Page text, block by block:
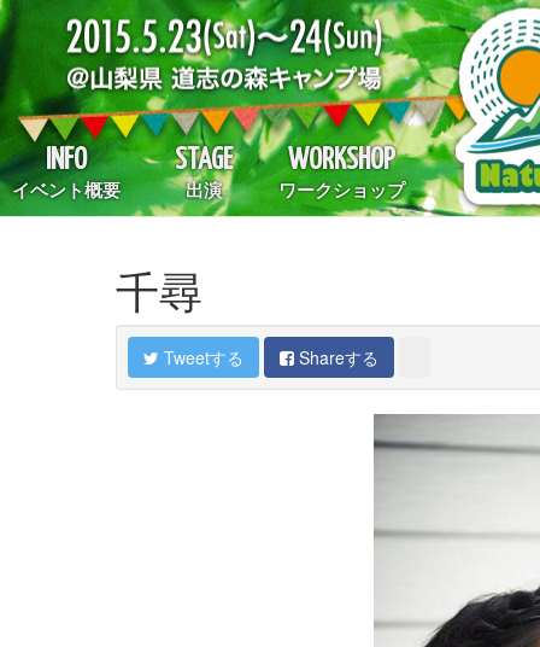
INFO
イベント概要
STAGE
出演
WORKSHOP
ワークショップ
千尋
Tweetする Shareする